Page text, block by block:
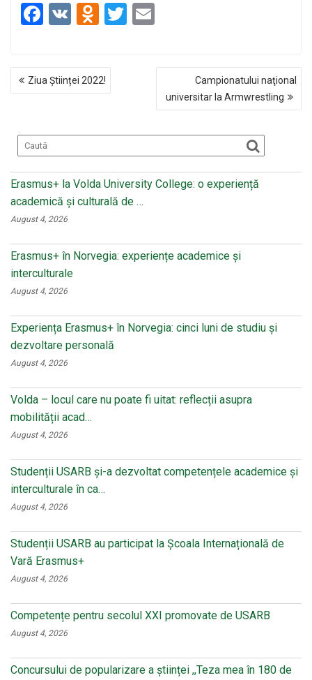
F
b
k
V
O
o
ni
ki
T
NAVIGARE
ÎN Ziua Științei 2022!
Campionatului naţional
universitar la Armwrestling
Erasmus+ la Volda University College: o experiență
academică și culturală de …
August 4, 2026
Erasmus+ în Norvegia: experiențe academice și
interculturale
August 4, 2026
Experiența Erasmus+ în Norvegia: cinci luni de studiu și
dezvoltare personală
August 4, 2026
Volda – locul care nu poate fi uitat: reflecții asupra
mobilității acad…
August 4, 2026
Studenții USARB și-a dezvoltat competențele academice și
interculturale în ca…
August 4, 2026
Studenții USARB au participat la Școala Internațională de
Vară Erasmus+
August 4, 2026
Competențe pentru secolul XXI promovate de USARB
August 4, 2026
Concursului de popularizare a științei ,,Teza mea în 180 de